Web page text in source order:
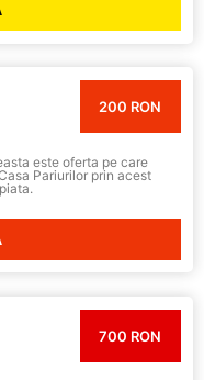
200 RON
este oferta pe care
Pariurilor prin acest
700 RON